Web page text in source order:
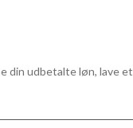
din udbetalte løn, lave